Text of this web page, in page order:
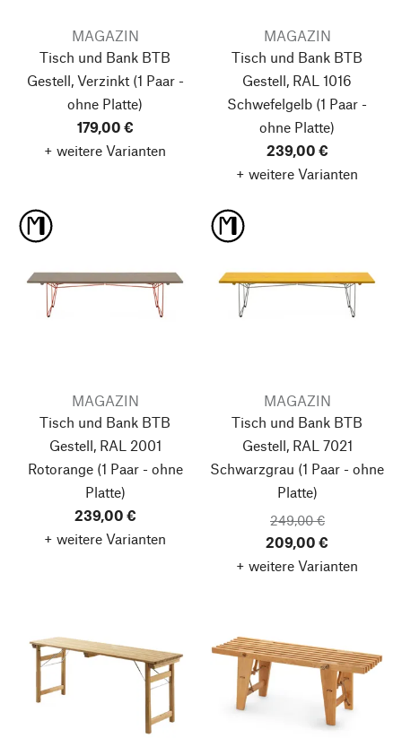
MAGAZIN
Tisch und Bank BTB
Gestell, Verzinkt(1 Paar -
ohne Platte)
179,00 €
+ weitere Varianten
MAGAZIN
Tisch und Bank BTB
Gestell, RAL 1016
Schwefelgelb (1 Paar -
ohne Platte)
239,00 €
+ weitere Varianten
MAGAZIN
Tisch und Bank BTB
Gestell, RAL 2001
Rotorange(1 Paar - ohne
Platte)
239,00 €
+ weitere Varianten
MAGAZIN
Tisch und Bank BTB
Gestell, RAL 7021
Schwarzgrau (1 Paar - ohne
Platte)
249,00 €
209,00 €
+ weitere Varianten